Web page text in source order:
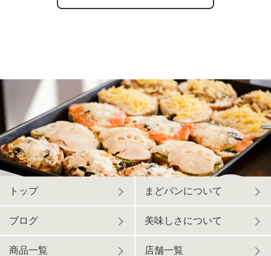
トップ まどパンについて
ブログ 美味しさについて
商品一覧 店舗一覧